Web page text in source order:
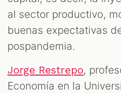
al sector productivo,
buenas expectativas
pospandemia.
Jorge Restrepo,
Economía en la